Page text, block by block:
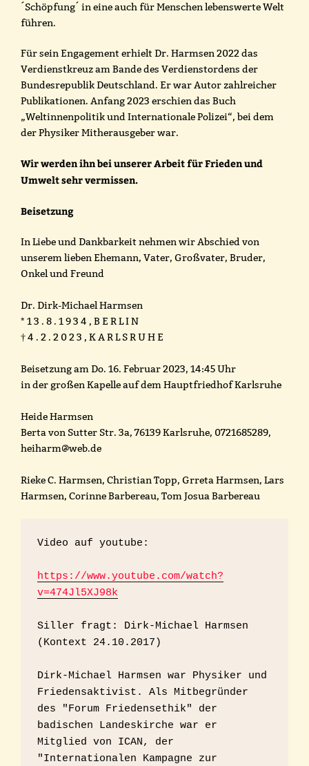
´Schöpfung´ in eine auch für Menschen lebenswerte Welt
führen.
Für sein Engagement erhielt Dr. Harmsen 2022 das
Verdienstkreuz am Bande des Verdienstordens der
Bundesrepublik Deutschland. Er war Autor zahlreicher
Publikationen. Anfang 2023 erschien das Buch
„Weltinnenpolitik und Internationale Polizei“, bei dem
der Physiker Mitherausgeber war.
Wir werden ihn bei unserer Arbeit für Frieden und
Umwelt sehr vermissen.
Beisetzung
In Liebe und Dankbarkeit nehmen wir Abschied von
unserem lieben Ehemann, Vater, Großvater, Bruder,
Onkel und Freund
Dr. Dirk-Michael Harmsen
* 1 3 . 8 . 1 9 3 4 , B E R L I N
† 4 . 2 . 2 0 2 3 , K A R L S R U H E
Beisetzung am Do. 16. Februar 2023, 14:45 Uhr
in der großen Kapelle auf dem Hauptfriedhof Karlsruhe
Heide Harmsen
Berta von Sutter Str. 3a, 76139 Karlsruhe, 0721685289,
heiharm@web.de
Rieke C. Harmsen, Christian Topp, Grreta Harmsen, Lars
Harmsen, Corinne Barbereau, Tom Josua Barbereau
Video auf youtube:
https://www.youtube.com/watch?
v=474Jl5XJ98k
Siller fragt: Dirk-Michael Harmsen
(Kontext 24.10.2017)
Dirk-Michael Harmsen war Physiker und
Friedensaktivist. Als Mitbegründer
des "Forum Friedensethik" der
badischen Landeskirche war er
Mitglied von ICAN, der
"Internationalen Kampagne zur